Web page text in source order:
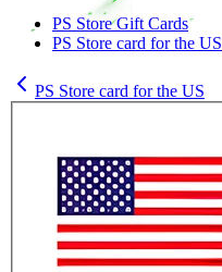
PS Store Gift Cards
PS Store card for the US
PS Store card for the US